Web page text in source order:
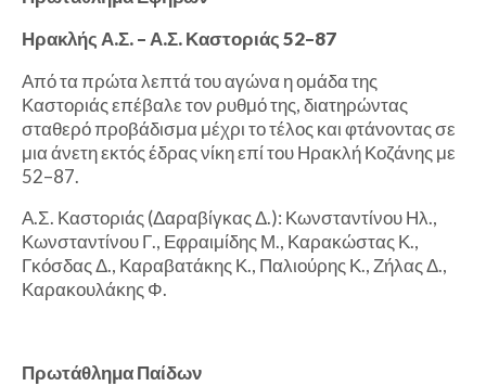
Ηρακλής Α.Σ. – Α.Σ. Καστοριάς 52–87
Από τα πρώτα λεπτά του αγώνα η ομάδα της
Καστοριάς επέβαλε τον ρυθμό της, διατηρώντας
σταθερό προβάδισμα μέχρι το τέλος και φτάνοντας σε
μια άνετη εκτός έδρας νίκη επί του Ηρακλή Κοζάνης με
52–87.
Α.Σ. Καστοριάς (Δαραβίγκας Δ.): Κωνσταντίνου Ηλ.,
Κωνσταντίνου Γ., Εφραιμίδης Μ., Καρακώστας Κ.,
Γκόσδας Δ., Καραβατάκης Κ., Παλιούρης Κ., Ζήλας Δ.,
Καρακουλάκης Φ.
Πρωτάθλημα Παίδων